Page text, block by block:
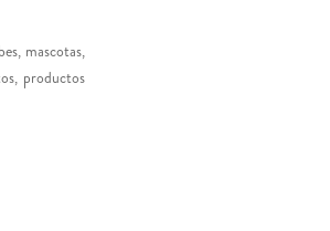
mascotas,
productos